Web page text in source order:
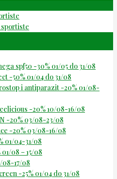
spf50 -30% 01/05 do 31/08
-50% 01/04 do 31/08
i antiparazit -20% 01/08-
-20% 10/08-16/08
-20% 03/08-23/08
-20% 03/08-16/08
01/04-31/08
08 – 15/08
08-17/08
-25% 01/04 do 31/08